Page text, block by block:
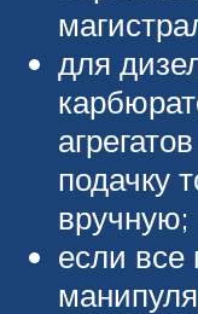
для
подачку
вручную;
если все